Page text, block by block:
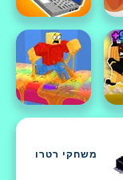
משחקי רטרו